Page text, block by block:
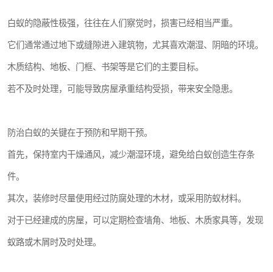
白蚁的隐蔽性极强，往往在人们察觉时，损害已经相当严重。
它们通常通过地下或缝隙进入建筑物，尤其喜欢潮湿、阴暗的环境。
木质结构、地板、门框、书架等是它们的主要目标。
若不及时处理，可能导致房屋承重结构受损，带来安全隐患。
防治白蚁的关键在于预防和早期干预。
首先，保持室内干燥通风，减少潮湿环境，避免给白蚁创造生存条
件。
其次，装修时尽量使用经过防腐处理的木材，或采用防蚁材料。
对于已经建成的房屋，可以定期检查墙角、地板、木质家具等，发现
蚁路或木屑时及时处理。